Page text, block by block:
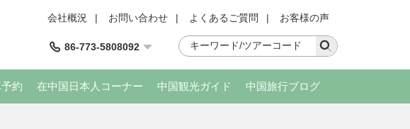
会社概況 | お問い合わせ | よくあるご質問 | お客様の声
86-773-5808092
約 在中国日本人コーナー 中国観光ガイド 中国旅行ブログ